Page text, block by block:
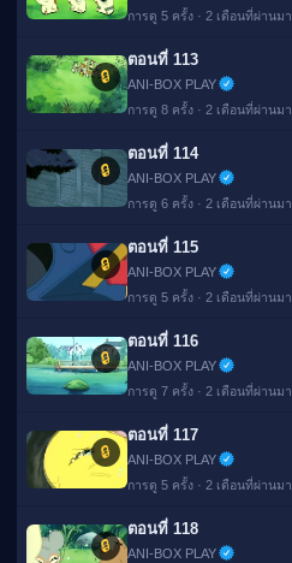
การดู 5 ครั้ง · 2 เดือนที่ผ่านมา
🔒
ตอนที่ 113
ANI-BOX PLAY
การดู 8 ครั้ง · 2 เดือนที่ผ่านมา
🔒
ตอนที่ 114
ANI-BOX PLAY
การดู 6 ครั้ง · 2 เดือนที่ผ่านมา
🔒
ตอนที่ 115
ANI-BOX PLAY
การดู 5 ครั้ง · 2 เดือนที่ผ่านมา
🔒
ตอนที่ 116
ANI-BOX PLAY
การดู 7 ครั้ง · 2 เดือนที่ผ่านมา
🔒
ตอนที่ 117
ANI-BOX PLAY
การดู 5 ครั้ง · 2 เดือนที่ผ่านมา
🔒
ตอนที่ 118
ANI-BOX PLAY